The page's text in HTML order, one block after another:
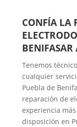
CONFÍA LA
BENIFASAR
Tenemos
cualquier
Puebla de
reparación de
experiencia
disposición en